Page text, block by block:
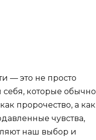
— это не просто
себя, которые обычно
пророчество, а как
чувства,
наш выбор и